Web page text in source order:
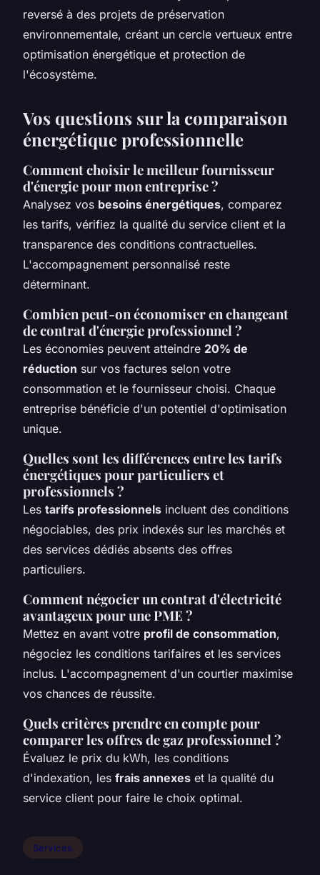
reversé à des projets de préservation
environnementale, créant un cercle vertueux entre
optimisation énergétique et protection de
l'écosystème.
Vos questions sur la comparaison
énergétique professionnelle
Comment choisir le meilleur fournisseur
d'énergie pour mon entreprise ?
Analysez vos besoins énergétiques, comparez
les tarifs, vérifiez la qualité du service client et la
transparence des conditions contractuelles.
L'accompagnement personnalisé reste
déterminant.
Combien peut-on économiser en changeant
de contrat d'énergie professionnel ?
Les économies peuvent atteindre 20% de
réduction sur vos factures selon votre
consommation et le fournisseur choisi. Chaque
entreprise bénéficie d'un potentiel d'optimisation
unique.
Quelles sont les différences entre les tarifs
énergétiques pour particuliers et
professionnels ?
Les tarifs professionnels incluent des conditions
négociables, des prix indexés sur les marchés et
des services dédiés absents des offres
particuliers.
Comment négocier un contrat d'électricité
avantageux pour une PME ?
Mettez en avant votre profil de consommation,
négociez les conditions tarifaires et les services
inclus. L'accompagnement d'un courtier maximise
vos chances de réussite.
Quels critères prendre en compte pour
comparer les offres de gaz professionnel ?
Évaluez le prix du kWh, les conditions
d'indexation, les frais annexes et la qualité du
service client pour faire le choix optimal.
Services